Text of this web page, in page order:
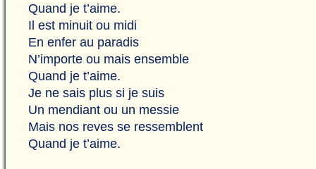
Quand je t’aime.
Il est minuit ou midi
En enfer au paradis
N’importe ou mais ensemble
Quand je t’aime.
Je ne sais plus si je suis
Un mendiant ou un messie
Mais nos reves se ressemblent
Quand je t’aime.